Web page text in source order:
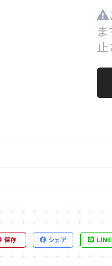
止
保存 シェア LINE